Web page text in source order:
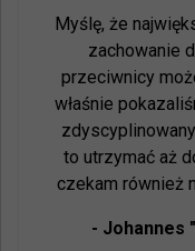
Myślę, że
zachowanie
przeciwnicy
właśnie
to utrzymać aż
czekam również
- Johannes